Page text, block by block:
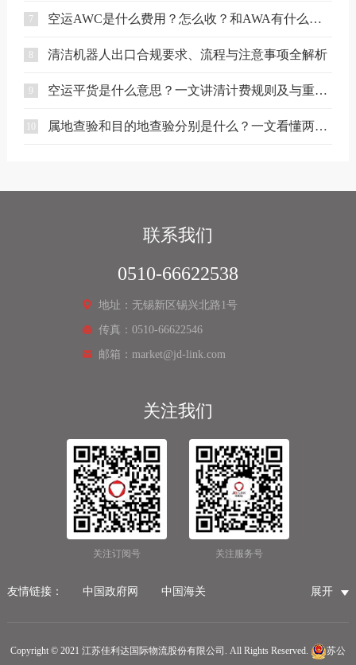
7 空运AWC是什么费用？怎么收？和AWA有什么区别？
8 清洁机器人出口合规要求、流程与注意事项全解析
9 空运平货是什么意思？一文讲清计费规则及与重货、泡货的区别
10 属地查验和目的地查验分别是什么？一文看懂两者区别
联系我们
0510-66622538
地址：无锡新区锡兴北路1号
传真：0510-66622546
邮箱：market@jd-link.com
关注我们
关注订阅号 关注服务号
友情链接： 展开
中国政府网
中国海关
无锡海运代理
无锡仓储服务公司
Copyright © 2021 江苏佳利达国际物流股份有限公司. All Rights Reserved. 苏公